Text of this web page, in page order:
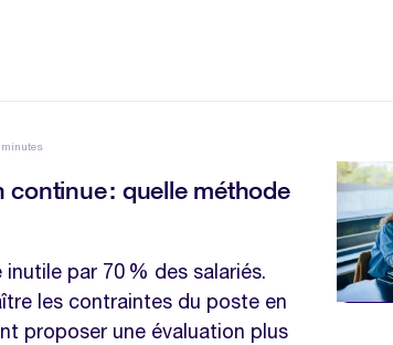
: quelle méthode
par 70 % des salariés.
les contraintes du poste en
proposer une évaluation plus